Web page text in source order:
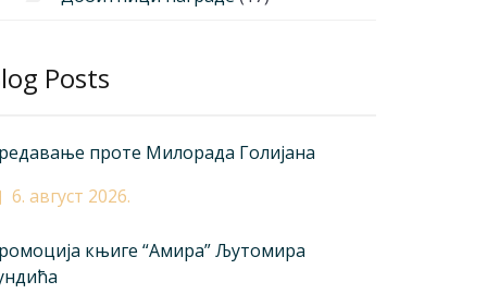
Posts
проте Милорада Голијана
6. август 2026.
књиге “Амира” Љутомира